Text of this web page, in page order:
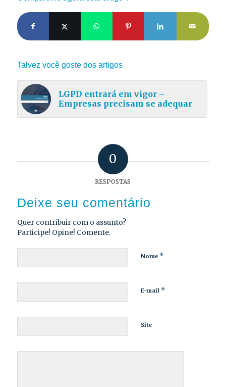
Talvez você goste dos artigos
LGPD entrará em vigor –
Empresas precisam se adequar
0
RESPOSTAS
Deixe seu comentário
Quer contribuir com o assunto?
Participe! Opine! Comente.
Nome *
E-mail *
Site